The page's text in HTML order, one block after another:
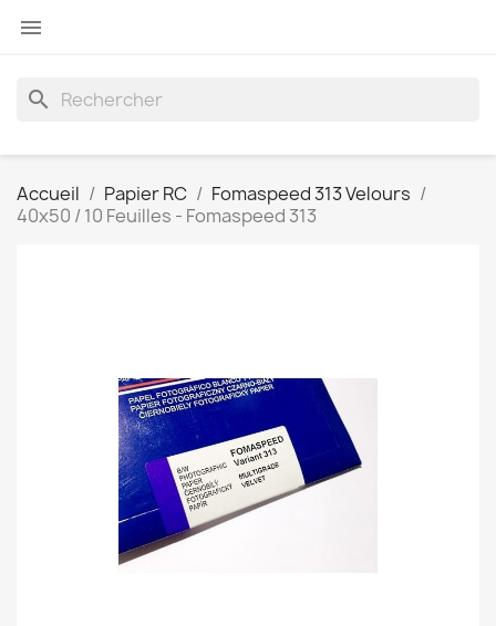

search
Accueil Papier RC
Fomaspeed 313 Velours
40x50 / 10 Feuilles - Fomaspeed 313